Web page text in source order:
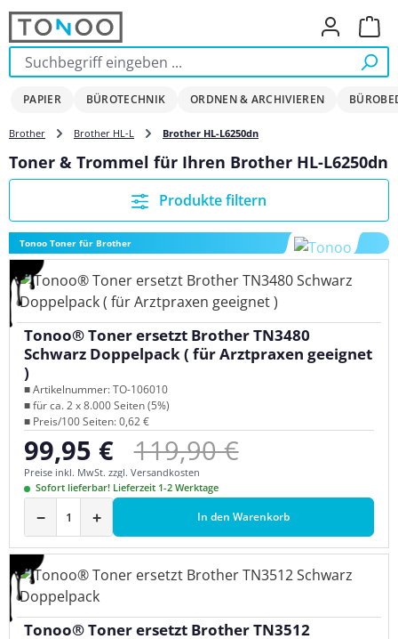
Zum Hauptinhalt springen
PAPIER BÜROTECHNIK ORDNEN & ARCHIVIEREN
Brother Brother HL-L Brother HL-L6250dn
Toner & Trommel für Ihren Brother HL-L6250dn
Produkte filtern
Tonoo Toner für Brother
Tonoo® Toner ersetzt Brother TN3480
Schwarz Doppelpack ( für Arztpraxen geeignet
)
■ Artikelnummer: TO-106010
■ für ca. 2 x 8.000 Seiten (5%)
■ Preis/100 Seiten: 0,62 €
Verkaufspreis:
99,95 € Regulärer Preis:
119,90 €
Preise inkl. MwSt. zzgl. Versandkosten
Sofort lieferbar! Lieferzeit 1-2 Werktage
− + In den Warenkorb
Tonoo® Toner ersetzt Brother TN3512